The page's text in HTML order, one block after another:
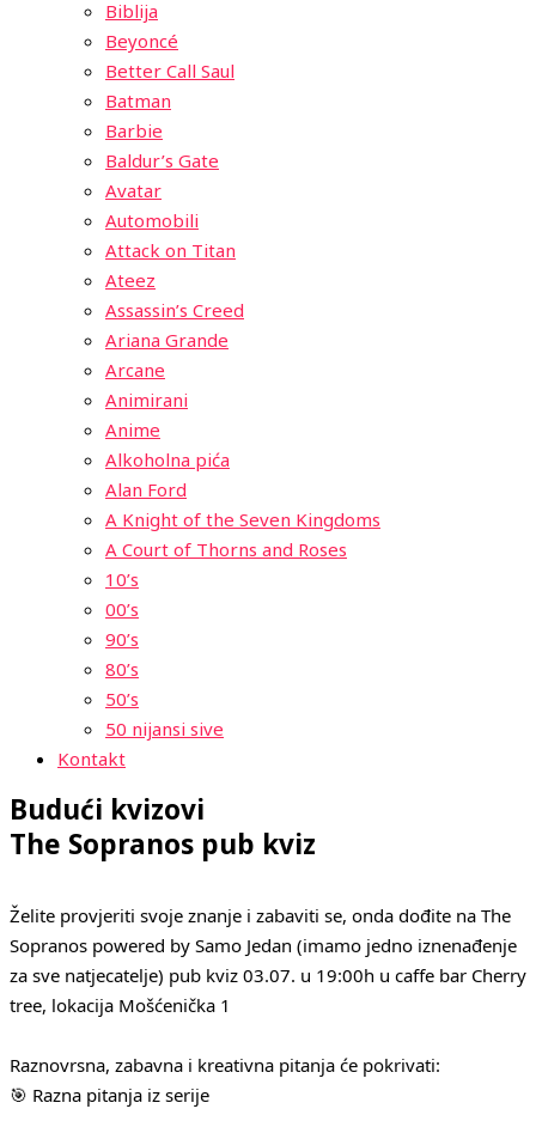
Biblija
Beyoncé
Better Call Saul
Batman
Barbie
Baldur’s Gate
Avatar
Automobili
Attack on Titan
Ateez
Assassin’s Creed
Ariana Grande
Arcane
Animirani
Anime
Alkoholna pića
Alan Ford
A Knight of the Seven Kingdoms
A Court of Thorns and Roses
10’s
00’s
90’s
80’s
50’s
50 nijansi sive
Kontakt
Budući kvizovi
The Sopranos pub kviz
Želite provjeriti svoje znanje i zabaviti se, onda dođite na The
Sopranos powered by Samo Jedan (imamo jedno iznenađenje
za sve natjecatelje) pub kviz 03.07. u 19:00h u caffe bar Cherry
tree, lokacija Mošćenička 1
Raznovrsna, zabavna i kreativna pitanja će pokrivati:
🎯 Razna pitanja iz serije